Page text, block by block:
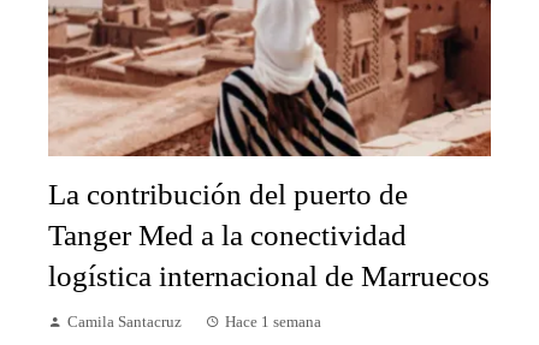
La contribución del puerto de
Tanger Med a la conectividad
logística internacional de Marruecos
Camila Santacruz Hace 1 semana